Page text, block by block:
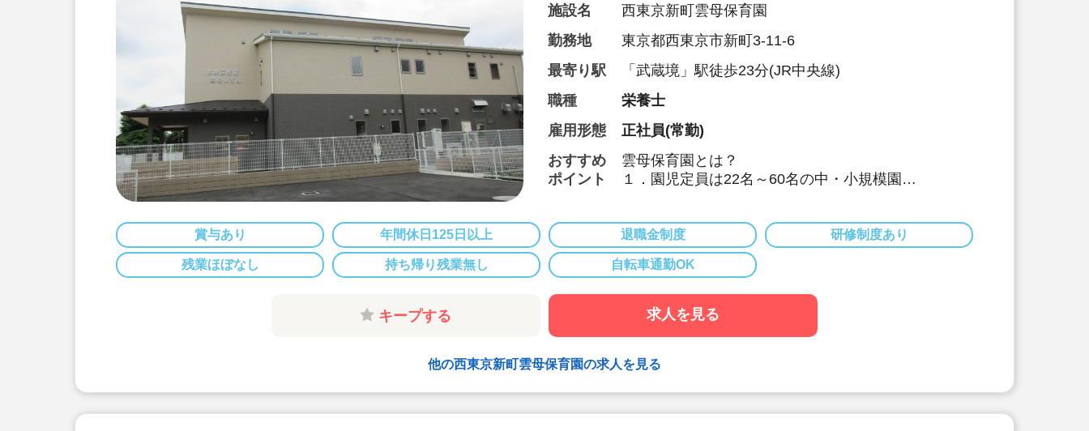
施設名
西東京新町雲母保育園
勤務地
東京都西東京市新町3-11-6
最寄り駅
「武蔵境」駅徒歩23分(JR中央線)
職種
栄養士
雇用形態
正社員(常勤)
おすすめ
ポイント
雲母保育園とは？
１．園児定員は22名～60名の中・小規模園
２．食育へのこだわりがすごい！
各園、管理栄養士・栄養士を複数名配置しています。
独自の食育への取り組みは以下です。
(例)「世界の料理を和風アレンジ給食」・「日本の郷
賞与あり 年間休日125日以上 退職金制度 研修制度あり
残業ほぼなし 持ち帰り残業無し 自転車通勤OK
キープする 求人を見る
他の西東京新町雲母保育園の求人を見る